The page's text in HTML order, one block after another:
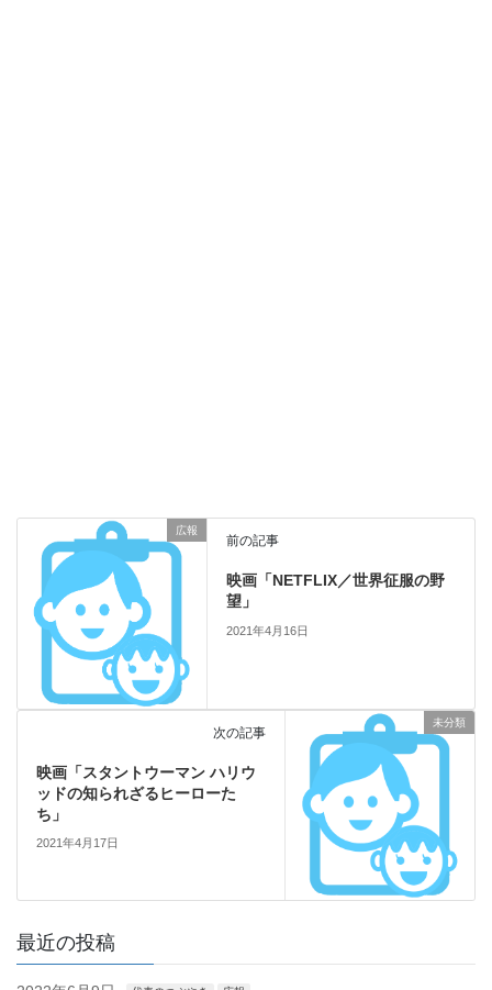
広報
前の記事
映画「NETFLIX／世界征服の野
望」
2021年4月16日
未分類
次の記事
映画「スタントウーマン ハリウ
ッドの知られざるヒーローた
ち」
2021年4月17日
最近の投稿